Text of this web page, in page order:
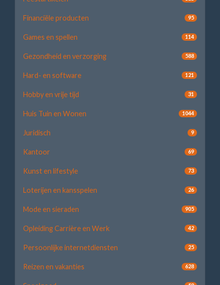
Financiële producten 95
Games en spellen 114
Gezondheid en verzorging 588
Hard- en software 121
Hobby en vrije tijd 31
Huis Tuin en Wonen 1044
Juridisch 9
Kantoor 69
Kunst en lifestyle 73
Loterijen en kansspelen 26
Mode en sieraden 905
Opleiding Carrière en Werk 42
Persoonlijke internetdiensten 25
Reizen en vakanties 628